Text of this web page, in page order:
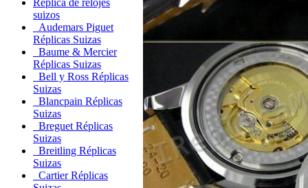
Réplica de relojes
suizos
Audemars Piguet
Réplicas Suizas
Baume & Mercier
Réplicas Suizas
Bell y Ross Réplicas
Suizas
Blancpain Réplicas
Suizas
Breguet Réplicas
Suizas
Breitling Réplicas
Suizas
Cartier Réplicas